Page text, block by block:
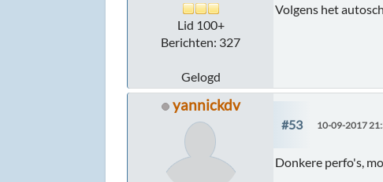
Lid 100+
Berichten: 327
Gelogd
Volgens het
yannickdv
#53 10-09-2017
Donkere perfo's,